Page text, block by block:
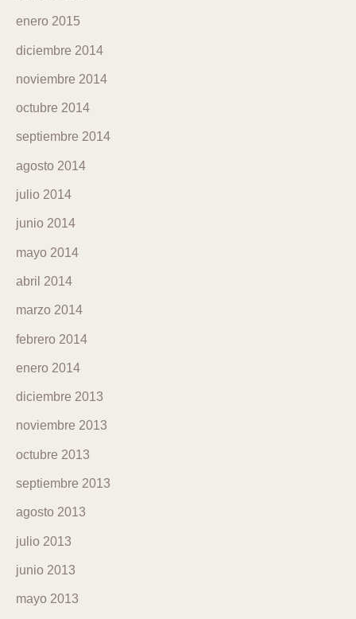
enero 2015
diciembre 2014
noviembre 2014
octubre 2014
septiembre 2014
agosto 2014
julio 2014
junio 2014
mayo 2014
abril 2014
marzo 2014
febrero 2014
enero 2014
diciembre 2013
noviembre 2013
octubre 2013
septiembre 2013
agosto 2013
julio 2013
junio 2013
mayo 2013